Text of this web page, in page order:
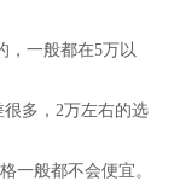
一般都在5万以
多，2万左右的选
般都不会便宜。